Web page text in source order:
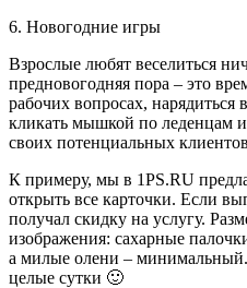
6. Новогодние игры
Взрослые любят веселиться
предновогодняя пора – это
рабочих вопросах, нарядиться
кликать мышкой по леденцам
своих потенциальных
К примеру, мы в 1PS.RU
открыть все карточки. Если
получал скидку на услугу.
изображения: сахарные
а милые олени –
целые сутки 🙂